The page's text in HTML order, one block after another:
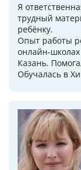
Я
трудный
ребёнку.
Опыт работы
онлайн-школах
Казань.
Обучалась в